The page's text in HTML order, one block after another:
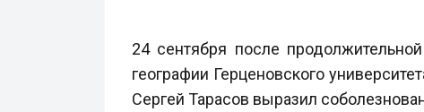
24 сентября после
географии Герценовского
Сергей Тарасов выразил